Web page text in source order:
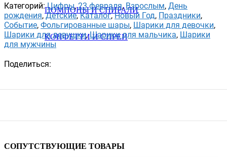
ПОМПОНЫ И СПИРАЛИ
КОНФЕТТИ И СПРЕИ
Категорий: Цифры, 23 февраля, Взрослым, День
рождения, Детские, Каталог, Новый Год, Праздники,
Событие, Фольгированные шары, Шарики для девочки,
Шарики для девушки, Шарики для мальчика, Шарики
для мужчины
Поделиться:
СОПУТСТВУЮЩИЕ ТОВАРЫ